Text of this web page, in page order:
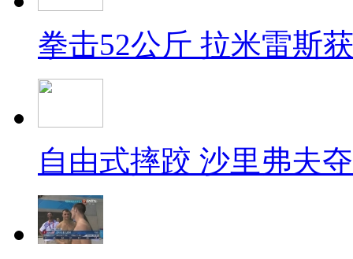
拳击52公斤 拉米雷斯
自由式摔跤 沙里弗夫